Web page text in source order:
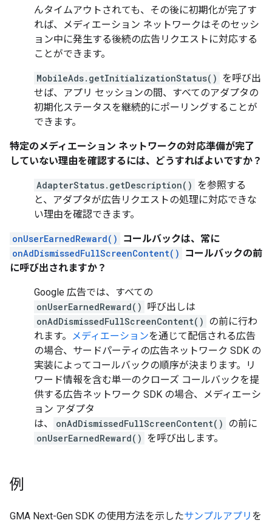
んタイムアウトされても、その後に初期化が完了す
れば、メディエーション ネットワークはそのセッシ
ョン中に発生する後続の広告リクエストに対応する
ことができます。
MobileAds.getInitializationStatus() を呼び出
せば、アプリ セッションの間、すべてのアダプタの
初期化ステータスを継続的にポーリングすることが
できます。
特定のメディエーション ネットワークの対応準備が完了
していない理由を確認するには、どうすればよいですか？
AdapterStatus.getDescription() を参照する
と、アダプタが広告リクエストの処理に対応できな
い理由を確認できます。
onUserEarnedReward()
コールバックは、常に
onAdDismissedFullScreenContent()
コールバックの前
に呼び出されますか？
Google 広告では、すべての
onUserEarnedReward() 呼び出しは
onAdDismissedFullScreenContent() の前に行わ
れます。
メディエーションを通じて配信される広告
の場合、サードパーティの広告ネットワーク SDK の
実装によってコールバックの順序が決まります。リ
ワード情報を含む単一のクローズ コールバックを提
供する広告ネットワーク SDK の場合、メディエーシ
ョン アダプタ
は、
onAdDismissedFullScreenContent() の前に
onUserEarnedReward() を呼び出します。
例
GMA Next-Gen SDK の使用方法を示したサンプルアプリ を